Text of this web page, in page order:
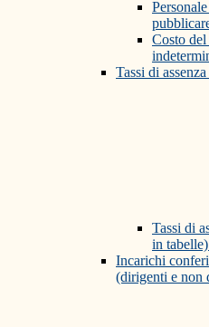
Costo del
Tassi di assenza
Tassi di
in tabelle)
Incarichi
(dirigenti e non